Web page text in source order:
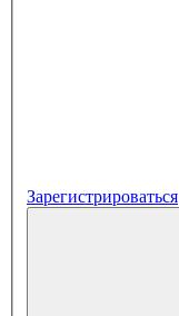
Зарегистрироваться